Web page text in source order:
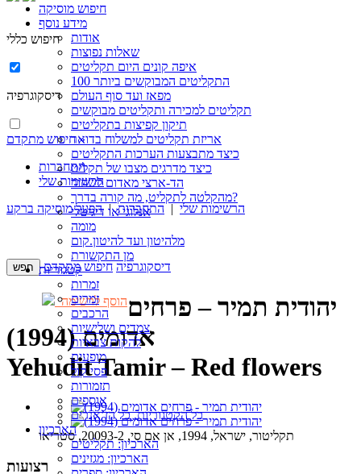
חיפוש מוסיקה
מידע נוסף
אודות
שאלות נפוצות
איפה קונים היום תקליטים
100 התקליטים המבוקשים ביותר
מפאז ועד סוף העולם
תקליטים למכירה ותקליטים מבוקשים
תיקון קפיצות בתקליטים
אריזת תקליטים למשלוח בדואר
כיצד מתבצעות הערכות התקליטים
כיצד מדרגים מצבו של תקליט
הד-ארצי מאדום לשחור
מהקלטה לתקליט, מה קורה בדרך?
אנלוגי או דיגיטלי
מומה
מלהיטון ועד להיטון.קום
מן התקשורת
קטגוריות
זמרות
זמרים
הרכבים
צמדים ושלישיות
להקות צבאיות
מופעים
פסי קול
תזמורות
אוספים
כל הקטגוריות, כל הז’אנרים
הארכיון
הארכיון: תקליטים
הארכיון: מגזינים
חיפוש כללי
דיסקוגרפיה
חיפוש מתקדם »
התחברות
הרשימות שלי
הרשימות שלי |התחברות|הפעל מוסיקה ברקע
דיסקוגרפיה חיפוש מתקדם
הוסף לרשימהיהודית תמיר – פרחים
אדומים (1994)
Yehudit Tamir – Red flowers
תקליטור, ישראל, 1994, אן אם סי, 20093-2, סטריאו
רצועות